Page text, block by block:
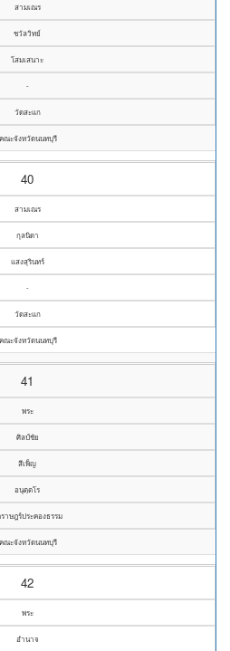
สามเณร
ชวัลวิทย์
โสมเสนาะ
-
วัดสะแก
คณะจังหวัดนนทบุรี
40
สามเณร
กุลนิดา
แสงสุรินทร์
-
วัดสะแก
คณะจังหวัดนนทบุรี
41
พระ
ศิลป์ชัย
สีเพ็ญ
อนุตฺตโร
าษฎร์ประคองธรรม
คณะจังหวัดนนทบุรี
42
พระ
อำนาจ